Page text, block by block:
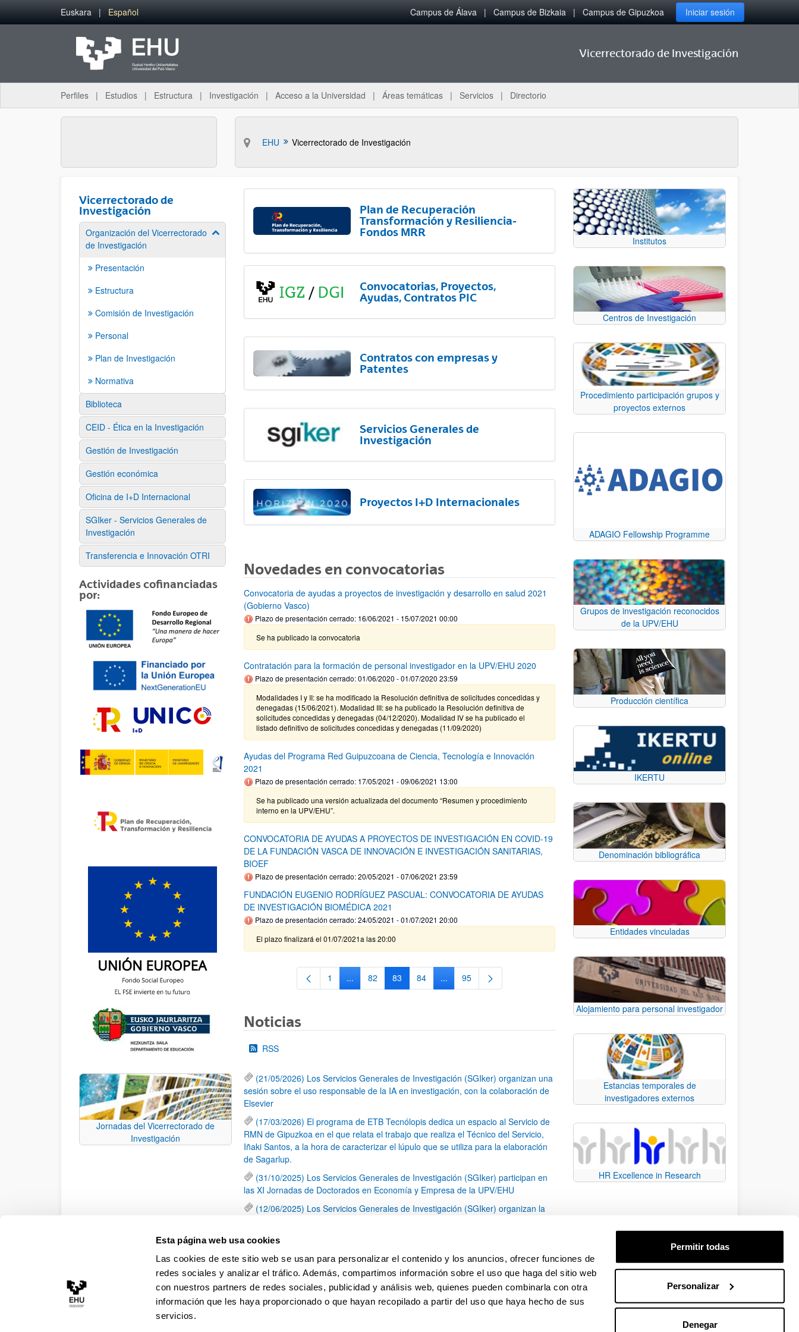
Esta página web usa cookies
Las cookies de este sitio web se usan para personalizar el contenido y los anuncios, ofrecer funciones de
redes sociales y analizar el tráfico. Además, compartimos información sobre el uso que haga del sitio web
con nuestros partners de redes sociales, publicidad y análisis web, quienes pueden combinarla con otra
información que les haya proporcionado o que hayan recopilado a partir del uso que haya hecho de sus
servicios.
Permitir todas
Personalizar
Denegar
Saltar al contenido principal
Euskara Español Campus de Álava Campus de Bizkaia Campus de Gipuzkoa Iniciar sesión
Vicerrectorado de Investigación
Perfiles Estudios Estructura Investigación Acceso a la Universidad Áreas temáticas Servicios Directorio
EHU Vicerrectorado de Investigación
Vicerrectorado de
Investigación
Organización del Vicerrectorado
de Investigación
Mostrar/ocultar subpáginas
Presentación
Estructura
Comisión de Investigación
Personal
Plan de Investigación
Normativa
Biblioteca
CEID - Ética en la Investigación
Gestión de Investigación
Gestión económica
Oficina de I+D Internacional
SGIker - Servicios Generales de
Investigación
Transferencia e Innovación OTRI
Actividades cofinanciadas
por:
Jornadas del Vicerrectorado de
Investigación
Plan de Recuperación
Transformación y Resiliencia-
Fondos MRR
Convocatorias, Proyectos,
Ayudas, Contratos PIC
Contratos con empresas y
Patentes
Servicios Generales de
Investigación
Proyectos I+D Internacionales
Novedades en convocatorias
Convocatoria de ayudas a proyectos de investigación y desarrollo en salud 2021
(Gobierno Vasco)
Plazo de presentación cerrado: 16/06/2021 - 15/07/2021 00:00
Se ha publicado la convocatoria
Contratación para la formación de personal investigador en la UPV/EHU 2020
Plazo de presentación cerrado: 01/06/2020 - 01/07/2020 23:59
Modalidades I y II: se ha modificado la Resolución definitiva de solicitudes concedidas y
denegadas (15/06/2021). Modalidad III: se ha publicado la Resolución definitiva de
solicitudes concedidas y denegadas (04/12/2020). Modalidad IV se ha publicado el
listado definitivo de solicitudes concedidas y denegadas (11/09/2020)
Ayudas del Programa Red Guipuzcoana de Ciencia, Tecnología e Innovación
2021
Plazo de presentación cerrado: 17/05/2021 - 09/06/2021 13:00
Se ha publicado una versión actualizada del documento “Resumen y procedimiento
interno en la UPV/EHU”.
CONVOCATORIA DE AYUDAS A PROYECTOS DE INVESTIGACIÓN EN COVID-19
DE LA FUNDACIÓN VASCA DE INNOVACIÓN E INVESTIGACIÓN SANITARIAS,
BIOEF
Plazo de presentación cerrado: 20/05/2021 - 07/06/2021 23:59
FUNDACIÓN EUGENIO RODRÍGUEZ PASCUAL: CONVOCATORIA DE AYUDAS
DE INVESTIGACIÓN BIOMÉDICA 2021
Plazo de presentación cerrado: 24/05/2021 - 01/07/2021 20:00
El plazo finalizará el 01/07/2021a las 20:00
Página
1 ...Páginas intermedias Use TAB para desplazarse.
Página
82 Página
83 Página
84 ...Páginas intermedias Use TAB para desplazarse.
Página
95
Noticias
RSS
(21/05/2026) Los Servicios Generales de Investigación (SGIker) organizan una
sesión sobre el uso responsable de la IA en investigación, con la colaboración de
Elsevier
(17/03/2026) El programa de ETB Tecnólopis dedica un espacio al Servicio de
RMN de Gipuzkoa en el que relata el trabajo que realiza el Técnico del Servicio,
Iñaki Santos, a la hora de caracterizar el lúpulo que se utiliza para la elaboración
de Sagarlup.
(31/10/2025) Los Servicios Generales de Investigación (SGIker) participan en
las XI Jornadas de Doctorados en Economía y Empresa de la UPV/EHU
(12/06/2025) Los Servicios Generales de Investigación (SGIker) organizan la
una caracterización química de dos variedades de lúpulo silvestre
Página
1 Página
2 Página
3 ...
Páginas intermedias Use TAB para desplazarse.
Página
79
Institutos
Centros de Investigación
Procedimiento participación grupos y
proyectos externos
ADAGIO Fellowship Programme
Grupos de investigación reconocidos
de la UPV/EHU
Producción científica
IKERTU
Denominación bibliográfica
Entidades vinculadas
Alojamiento para personal investigador
Estancias temporales de
investigadores externos
HR Excellence in Research